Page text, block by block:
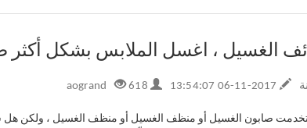
الغسيل ، اغسل الملابس بشكل أكثر
618
صابون الغسيل أو منظف الغسيل أو منظف الغسيل ، ولكن